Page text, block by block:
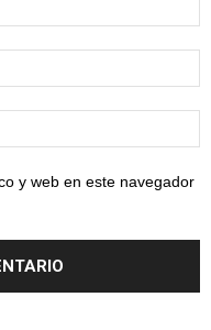
y web en este navegador